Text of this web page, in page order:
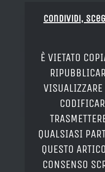
Condividi,
È VIETATO
QUALSIASI
QUESTO
CONSENSO